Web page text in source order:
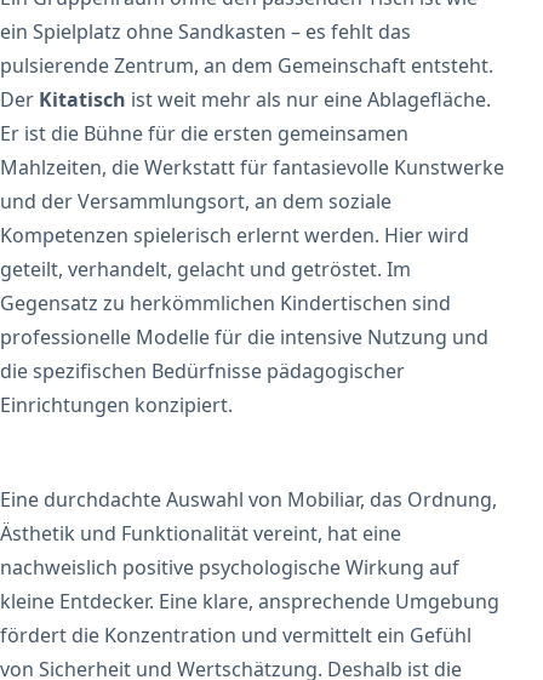
ein Spielplatz ohne Sandkasten – es fehlt das
pulsierende Zentrum, an dem Gemeinschaft entsteht.
Der Kitatisch ist weit mehr als nur eine Ablagefläche.
Er ist die Bühne für die ersten gemeinsamen
Mahlzeiten, die Werkstatt für fantasievolle Kunstwerke
und der Versammlungsort, an dem soziale
Kompetenzen spielerisch erlernt werden. Hier wird
geteilt, verhandelt, gelacht und getröstet. Im
Gegensatz zu herkömmlichen Kindertischen sind
professionelle Modelle für die intensive Nutzung und
die spezifischen Bedürfnisse pädagogischer
Einrichtungen konzipiert.
Eine durchdachte Auswahl von Mobiliar, das Ordnung,
Ästhetik und Funktionalität vereint, hat eine
nachweislich positive psychologische Wirkung auf
kleine Entdecker. Eine klare, ansprechende Umgebung
fördert die Konzentration und vermittelt ein Gefühl
von Sicherheit und Wertschätzung. Deshalb ist die